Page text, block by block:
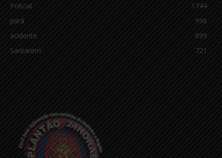
Policial
1744
pará
998
acidente
899
Santarém
721